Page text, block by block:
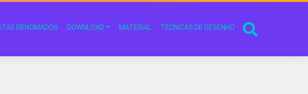
RENOMADOS DOWNLOAD MATERIAL TÉCNICAS DE DESENHO